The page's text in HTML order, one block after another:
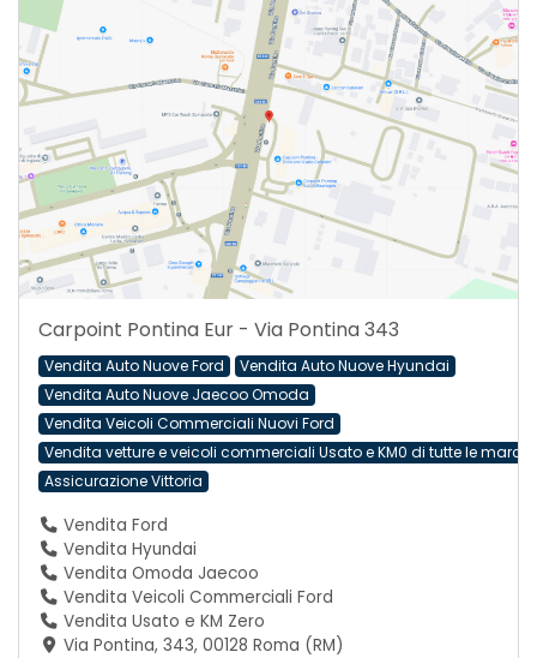
Carpoint Pontina Eur - Via Pontina 343
Vendita Auto Nuove Ford
Vendita Auto Nuove Hyundai
Vendita Auto Nuove Jaecoo Omoda
Vendita Veicoli Commerciali Nuovi Ford
Vendita vetture e veicoli commerciali Usato e KM0 di tutte le
Assicurazione Vittoria
Vendita Ford
Vendita Hyundai
Vendita Omoda Jaecoo
Vendita Veicoli Commerciali Ford
Vendita Usato e KM Zero
Via Pontina, 343, 00128 Roma (RM)